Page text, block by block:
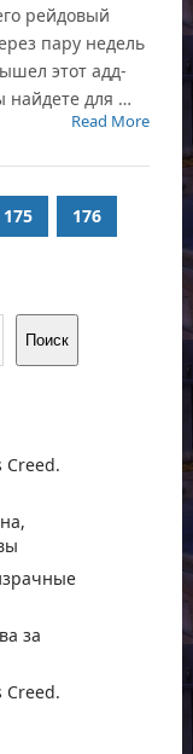
рейдовый
пару недель
этот адд-
найдете для …
Read More
175 176
Поиск
Creed.
за
Creed.